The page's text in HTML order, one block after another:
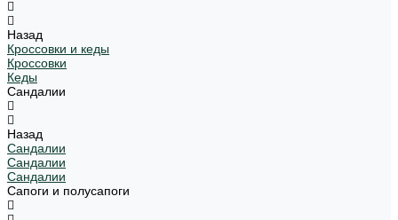
Назад
Кроссовки и кеды
Кроссовки
Кеды
Сандалии
Назад
Сандалии
Сандалии
Сандалии
Сапоги и полусапоги